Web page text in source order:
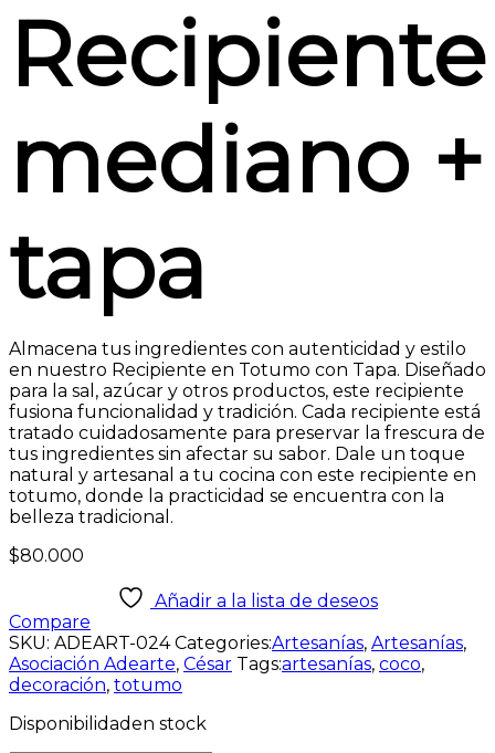
Recipiente
mediano +
tapa
Almacena tus ingredientes con autenticidad y estilo
en nuestro Recipiente en Totumo con Tapa. Diseñado
para la sal, azúcar y otros productos, este recipiente
fusiona funcionalidad y tradición. Cada recipiente está
tratado cuidadosamente para preservar la frescura de
tus ingredientes sin afectar su sabor. Dale un toque
natural y artesanal a tu cocina con este recipiente en
totumo, donde la practicidad se encuentra con la
belleza tradicional.
$80.000
Añadir a la lista de deseos
Compare
SKU: ADEART-024 Categories:Artesanías, Artesanías,
Asociación Adearte, César Tags:artesanías, coco,
decoración, totumo
Disponibilidaden stock